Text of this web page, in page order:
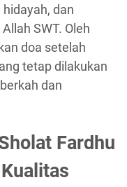
dan
SWT. Oleh
doa setelah
tetap dilakukan
dan
Fardhu